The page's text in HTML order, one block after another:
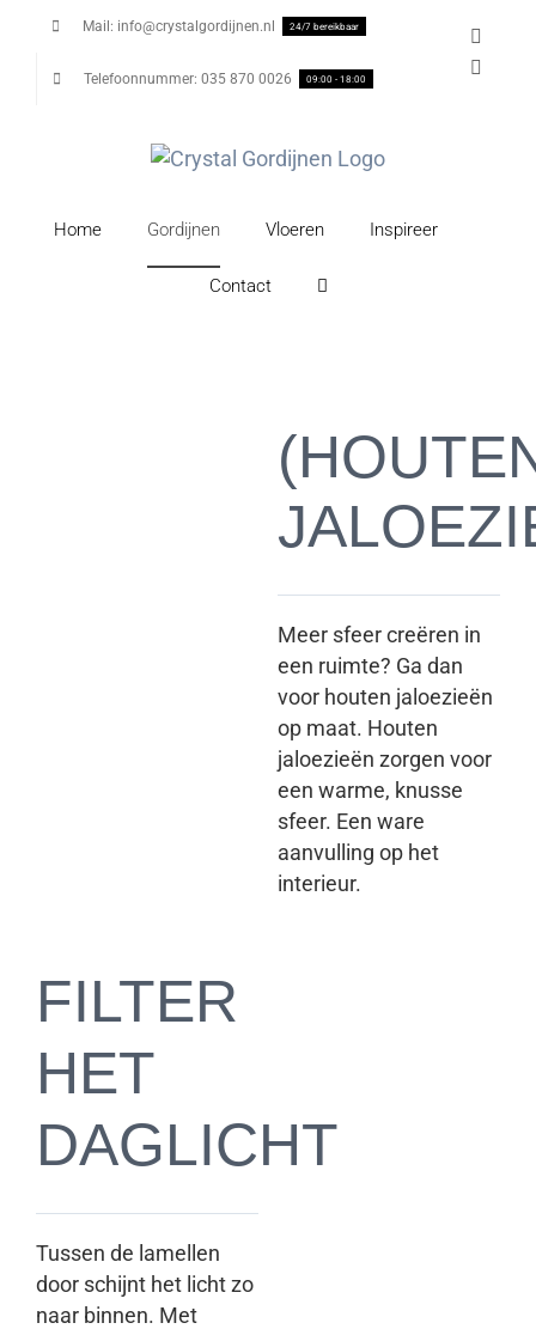
content
Mail: info@crystalgordijnen.nl 24/7 bereikbaar
Telefoonnummer: 035 870 0026 09:00 - 18:00
Home Gordijnen Vloeren Inspireer
Contact
Meer sfeer creëren in
een ruimte? Ga dan
voor houten jaloezieën
op maat. Houten
jaloezieën zorgen voor
een warme, knusse
sfeer. Een ware
aanvulling op het
interieur.
FILTER
HET
DAGLICHT
Tussen de lamellen
door schijnt het licht zo
naar binnen. Met